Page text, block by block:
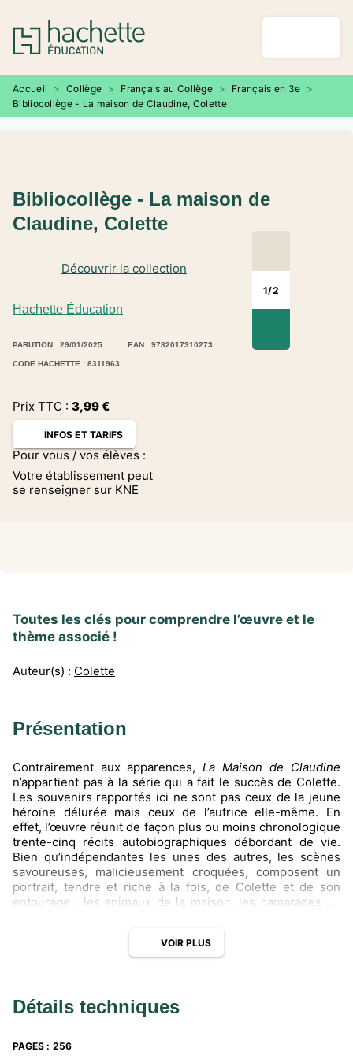
MENU RECHERCHE
PIED DE PAGE
Accueil > Collège > Français au Collège > Français en 3e >
Bibliocollège - La maison de Claudine, Colette
1/2
Hachette Éducation
Découvrir la collection
Bibliocollège - La maison de
Claudine, Colette
PARUTION : 29/01/2025 EAN : 9782017310273
CODE HACHETTE : 8311963
Prix TTC : 3,99€
INFOS ET TARIFS
Pour vous / vos élèves :
Votre établissement peut
se renseigner sur KNE
Toutes les clés pour comprendre l’œuvre et le
thème associé !
Auteur(s) : Colette
Présentation
Contrairement aux apparences, La Maison de Claudine
n’appartient pas à la série qui a fait le succès de Colette.
Les souvenirs rapportés ici ne sont pas ceux de la jeune
héroïne délurée mais ceux de l’autrice elle-même. En
effet, l’œuvre réunit de façon plus ou moins chronologique
trente-cinq récits autobiographiques débordant de vie.
Bien qu’indépendantes les unes des autres, les scènes
savoureuses, malicieusement croquées, composent un
portrait, tendre et riche à la fois, de Colette et de son
entourage : les animaux de la maison, les camarades de
marquantes de notre paysage littéraire.
Avant de lire l’œuvre
• L’essentiel sur l’autrice
Au fil de l’œuvre
VOIR PLUS
Détails techniques
PAGES : 256